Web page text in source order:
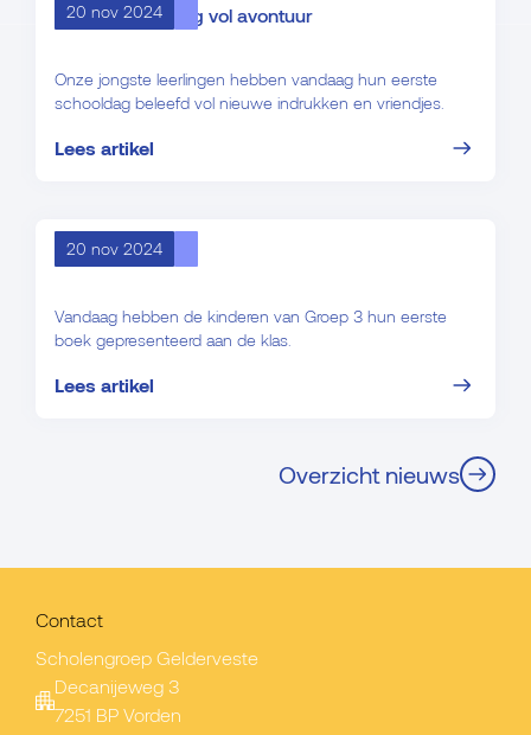
Eerste schooldag vol avontuur
20 nov 2024
Onze jongste leerlingen hebben vandaag hun eerste
schooldag beleefd vol nieuwe indrukken en vriendjes.
Lees artikel
Lezen is leuk!
20 nov 2024
Vandaag hebben de kinderen van Groep 3 hun eerste
boek gepresenteerd aan de klas.
Lees artikel
Overzicht nieuws
Contact
Scholengroep Gelderveste
Decanijeweg 3
7251 BP Vorden